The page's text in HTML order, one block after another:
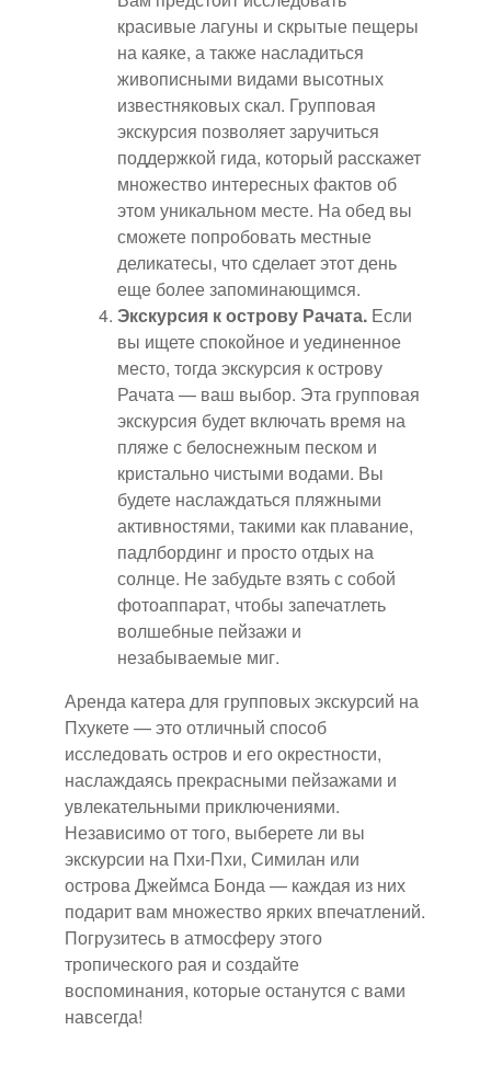
красивые лагуны и скрытые пещеры
на каяке, а также насладиться
живописными видами высотных
известняковых скал. Групповая
экскурсия позволяет заручиться
поддержкой гида, который расскажет
множество интересных фактов об
этом уникальном месте. На обед вы
сможете попробовать местные
деликатесы, что сделает этот день
еще более запоминающимся.
Экскурсия к острову Рачата. Если
вы ищете спокойное и уединенное
место, тогда экскурсия к острову
Рачата — ваш выбор. Эта групповая
экскурсия будет включать время на
пляже с белоснежным песком и
кристально чистыми водами. Вы
будете наслаждаться пляжными
активностями, такими как плавание,
падлбординг и просто отдых на
солнце. Не забудьте взять с собой
фотоаппарат, чтобы запечатлеть
волшебные пейзажи и
незабываемые миг.
Аренда катера для групповых экскурсий на
Пхукете — это отличный способ
исследовать остров и его окрестности,
наслаждаясь прекрасными пейзажами и
увлекательными приключениями.
Независимо от того, выберете ли вы
экскурсии на Пхи-Пхи, Симилан или
острова Джеймса Бонда — каждая из них
подарит вам множество ярких впечатлений.
Погрузитесь в атмосферу этого
тропического рая и создайте
воспоминания, которые останутся с вами
навсегда!